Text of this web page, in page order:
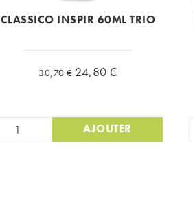
CLASSICO INSPIR 60ML TRIO
Prix de base
30,70 € Prix
24,80 €
AJOUTER